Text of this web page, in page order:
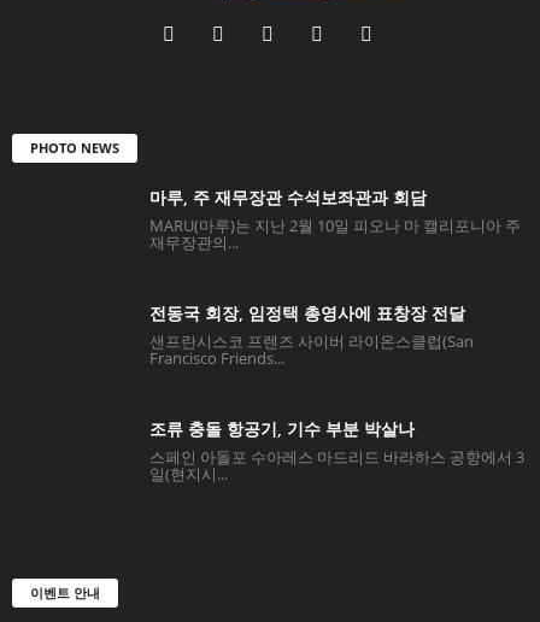
PHOTO NEWS
마루, 주 재무장관 수석보좌관과 회담
MARU(마루)는 지난 2월 10일 피오나 마 캘리포니아 주
재무장관의...
전동국 회장, 임정택 총영사에 표창장 전달
샌프란시스코 프렌즈 사이버 라이온스클럽(San
Francisco Friends...
조류 충돌 항공기, 기수 부분 박살나
스페인 아돌포 수아레스 마드리드 바라하스 공항에서 3
일(현지시...
이벤트 안내